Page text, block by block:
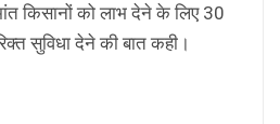
किसानों को लाभ देने के लिए 30
सुविधा देने की बात कही।